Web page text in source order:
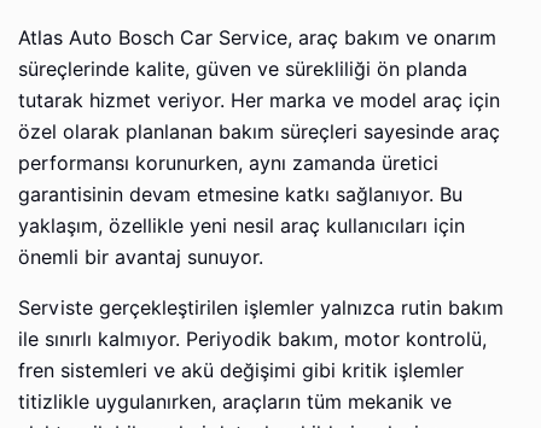
Atlas Auto Bosch Car Service, araç bakım ve onarım
süreçlerinde kalite, güven ve sürekliliği ön planda
tutarak hizmet veriyor. Her marka ve model araç için
özel olarak planlanan bakım süreçleri sayesinde araç
performansı korunurken, aynı zamanda üretici
garantisinin devam etmesine katkı sağlanıyor. Bu
yaklaşım, özellikle yeni nesil araç kullanıcıları için
önemli bir avantaj sunuyor.
Serviste gerçekleştirilen işlemler yalnızca rutin bakım
ile sınırlı kalmıyor. Periyodik bakım, motor kontrolü,
fren sistemleri ve akü değişimi gibi kritik işlemler
titizlikle uygulanırken, araçların tüm mekanik ve